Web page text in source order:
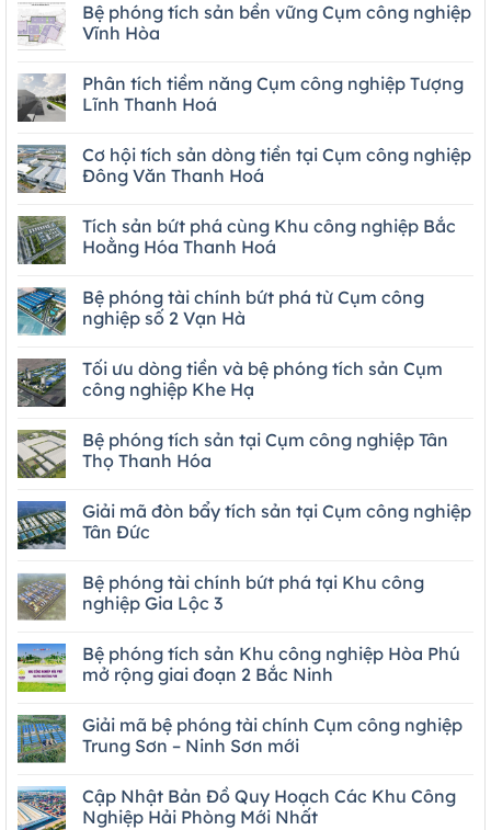
Bệ phóng tích sản bền vững Cụm công nghiệp
Vĩnh Hòa
Phân tích tiềm năng Cụm công nghiệp Tượng
Lĩnh Thanh Hoá
Cơ hội tích sản dòng tiền tại Cụm công nghiệp
Đông Văn Thanh Hoá
Tích sản bứt phá cùng Khu công nghiệp Bắc
Hoằng Hóa Thanh Hoá
Bệ phóng tài chính bứt phá từ Cụm công
nghiệp số 2 Vạn Hà
Tối ưu dòng tiền và bệ phóng tích sản Cụm
công nghiệp Khe Hạ
Bệ phóng tích sản tại Cụm công nghiệp Tân
Thọ Thanh Hóa
Giải mã đòn bẩy tích sản tại Cụm công nghiệp
Tân Đức
Bệ phóng tài chính bứt phá tại Khu công
nghiệp Gia Lộc 3
Bệ phóng tích sản Khu công nghiệp Hòa Phú
mở rộng giai đoạn 2 Bắc Ninh
Giải mã bệ phóng tài chính Cụm công nghiệp
Trung Sơn – Ninh Sơn mới
Cập Nhật Bản Đồ Quy Hoạch Các Khu Công
Nghiệp Hải Phòng Mới Nhất